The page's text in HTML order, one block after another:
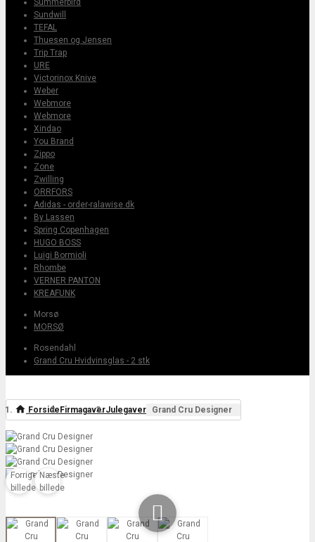
Summerbird
Sundwill
TEFAL
Thuesen og Jensen
Trip Trap
URE
Victorinox Knive
Weber
Webmore
Webmore
Xindao
You Brand
Zippo
Zone
Zwilling
ORRFORS
Adidas - order-ralawise.dk
By Lassen
Spring Copenhagen
HUGO BOSS
Luigi Bormioli
Rhombe
VERNER PANTON
KREAFUNK
Morsø
MORSØ
Rosendahl
Grand Cru Hvidvinsglas - 2 stk
Forside FirmagaverJulegaver Grand Cru Designer
Forrige
billede
Næste
billede
